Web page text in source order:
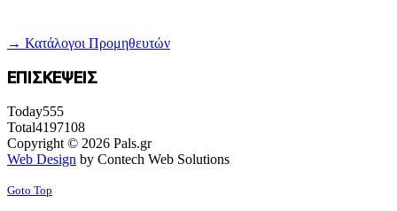
→ Κατάλογοι Προμηθευτών
ΕΠΙΣΚΕΨΕΙΣ
Today555
Total4197108
Copyright © 2026 Pals.gr
Web Design by Contech Web Solutions
Goto Top